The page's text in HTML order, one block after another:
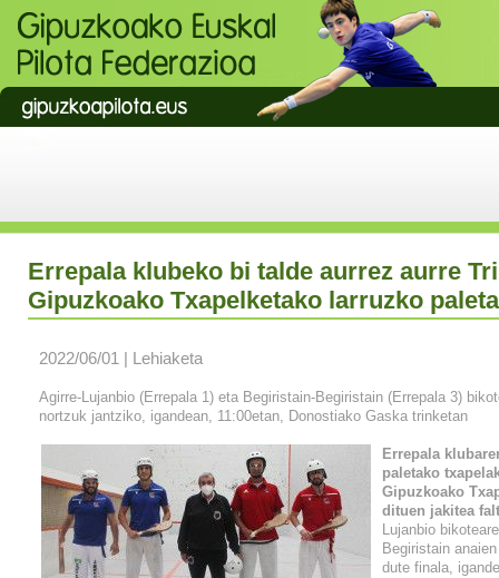
Errepala klubeko bi talde aurrez aurre
Gipuzkoako Txapelketako larruzko
2022/06/01 | Lehiaketa
Agirre-Lujanbio (Errepala 1) eta Begiristain-Begiristain (Errepala 3)
nortzuk jantziko, igandean, 11:00etan, Donostiako Gaska trinketan
Errepala
paletako
Gipuzkoako
dituen jakitea
Lujanbio
Begiristain
dute finala,